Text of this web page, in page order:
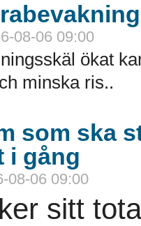
08-06 09:00
ökat
minska ris..
som ska
i gång
08-06 09:00
sitt